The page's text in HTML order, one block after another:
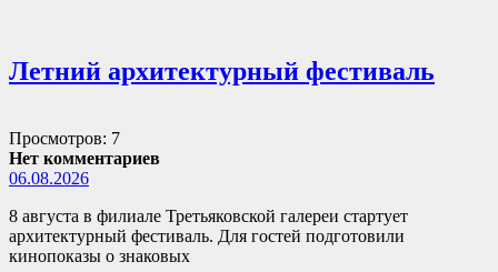
Летний архитектурный фестиваль
Просмотров: 7
Нет комментариев
06.08.2026
8 августа в филиале Третьяковской галереи стартует
архитектурный фестиваль. Для гостей подготовили
кинопоказы о знаковых